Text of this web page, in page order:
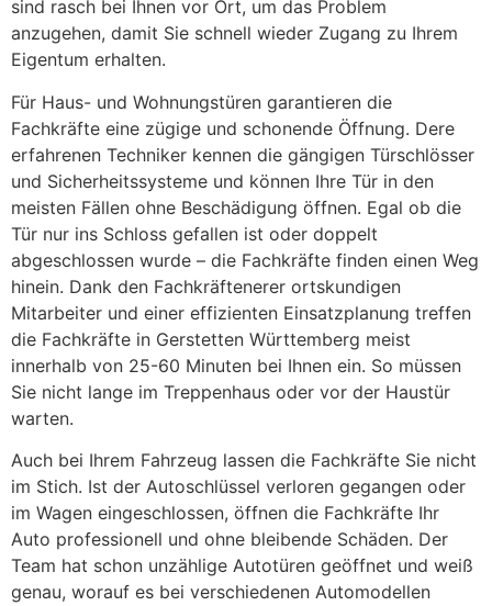
sind rasch bei Ihnen vor Ort, um das Problem
anzugehen, damit Sie schnell wieder Zugang zu Ihrem
Eigentum erhalten.
Für Haus- und Wohnungstüren garantieren die
Fachkräfte eine zügige und schonende Öffnung. Dere
erfahrenen Techniker kennen die gängigen Türschlösser
und Sicherheitssysteme und können Ihre Tür in den
meisten Fällen ohne Beschädigung öffnen. Egal ob die
Tür nur ins Schloss gefallen ist oder doppelt
abgeschlossen wurde – die Fachkräfte finden einen Weg
hinein. Dank den Fachkräftenerer ortskundigen
Mitarbeiter und einer effizienten Einsatzplanung treffen
die Fachkräfte in Gerstetten Württemberg meist
innerhalb von 25-60 Minuten bei Ihnen ein. So müssen
Sie nicht lange im Treppenhaus oder vor der Haustür
warten.
Auch bei Ihrem Fahrzeug lassen die Fachkräfte Sie nicht
im Stich. Ist der Autoschlüssel verloren gegangen oder
im Wagen eingeschlossen, öffnen die Fachkräfte Ihr
Auto professionell und ohne bleibende Schäden. Der
Team hat schon unzählige Autotüren geöffnet und weiß
genau, worauf es bei verschiedenen Automodellen